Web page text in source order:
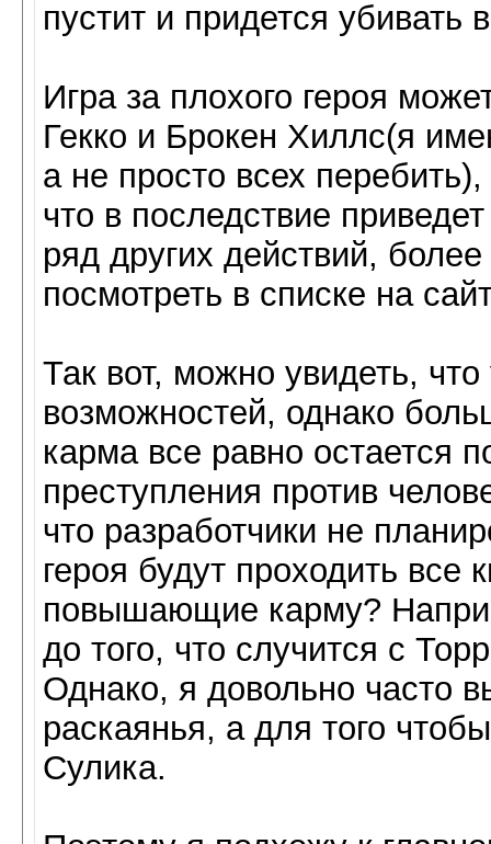
пустит и придется убивать
Игра за плохого героя
Гекко и Брокен Хиллс(я
а не просто всех
что в последствие
ряд других действий,
посмотреть в списке на
Так вот, можно увидеть,
возможностей, однако
карма все равно остается
преступления против
что разработчики не
героя будут проходить все
повышающие карму?
до того, что случится с
Однако, я довольно часто
раскаянья, а для того
Сулика.